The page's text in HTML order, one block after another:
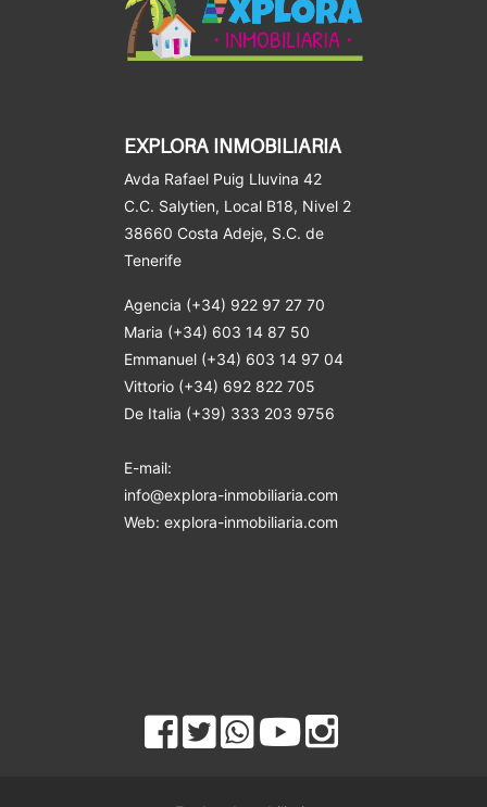
EXPLORA INMOBILIARIA
Avda Rafael Puig Lluvina 42
C.C. Salytien, Local B18, Nivel 2
38660 Costa Adeje, S.C. de
Tenerife
Agencia (+34) 922 97 27 70
Maria (+34) 603 14 87 50
Emmanuel (+34) 603 14 97 04
Vittorio (+34) 692 822 705
De Italia (+39) 333 203 9756
E-mail:
info@explora-inmobiliaria.com
Web: explora-inmobiliaria.com